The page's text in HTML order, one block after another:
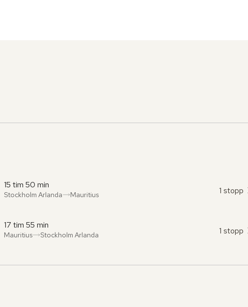
15 tim 50 min
Från:
Stockholm Arlanda
,till: Mauritius 1 stopp
17 tim 55 min
Från:
Mauritius
,till: Stockholm Arlanda 1 stopp